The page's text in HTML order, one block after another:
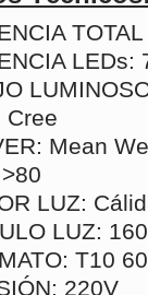
LEDs:
Cree
Mean
LUZ:
LUZ:
T10
220V